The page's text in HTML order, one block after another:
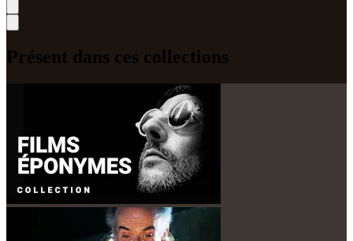
Présent dans ces collections